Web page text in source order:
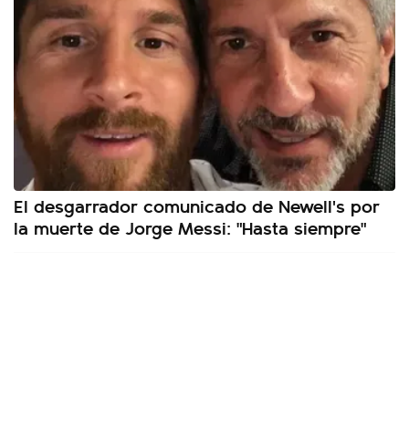
El desgarrador comunicado de Newell's por
la muerte de Jorge Messi: "Hasta siempre"